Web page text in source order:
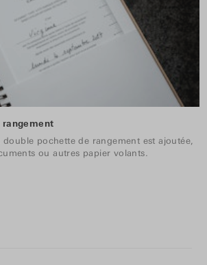
pochette de rangement est ajoutée,
ou autres papier volants.